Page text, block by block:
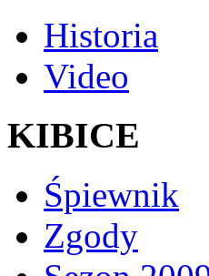
Historia
Video
KIBICE
Śpiewnik
Zgody